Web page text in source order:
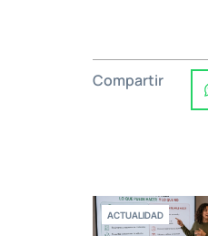
Compartir
ACTUALIDAD